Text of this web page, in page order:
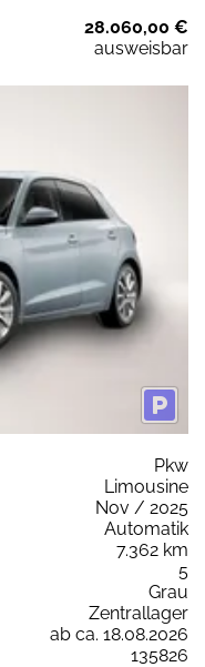
28.060,00 €
ausweisbar
Pkw
Limousine
Nov / 2025
Automatik
7.362 km
5
Grau
Zentrallager
ab ca. 18.08.2026
135826